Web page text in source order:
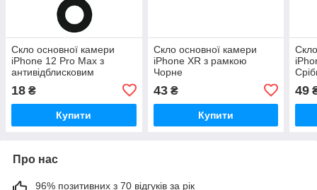
Скло основної камери
iPhone 12 Pro Max з
антивідблисковим
шт.)
18 ₴
Купити
Скло основної камери
iPhone XR з рамкою
Чорне
43₴
Купити
49
Про нас
96% позитивних з 70 відгуків за рік